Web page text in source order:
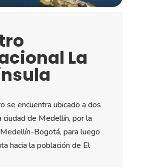
La
se encuentra ubicado a dos
ciudad de Medellín, por la
Bogotá, para luego
hacia la población de El